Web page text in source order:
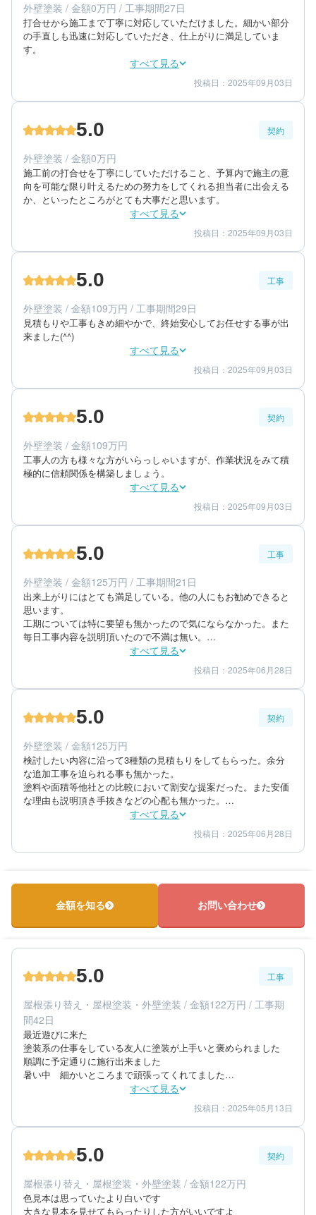
築年数：30年
外壁塗装 / 金額0万円 / 工事期間27日
打合せから施工まで丁寧に対応していただけました。細かい部分
の手直しも迅速に対応していただき、仕上がりに満足していま
す。
すべて見る
仕上がり 4
満足度 5
60代/男性/一戸建て
築年数：26年
投稿日：2025年09月03日
5.0 契約
外壁塗装 / 金額0万円
施工前の打合せを丁寧にしていただけること、予算内で施主の意
向を可能な限り叶えるための努力をしてくれる担当者に出会える
か、といったところがとても大事だと思います。
すべて見る
金額感 5
担当者 5
60代/男性/一戸建て
築年数：26年
投稿日：2025年09月03日
5.0 工事
外壁塗装 / 金額109万円 / 工事期間29日
見積もりや工事もきめ細やかで、終始安心してお任せする事が出
来ました(^^)
すべて見る
仕上がり 5
満足度 5
60代/男性/一戸建て
築年数：16年
投稿日：2025年09月03日
5.0 契約
外壁塗装 / 金額109万円
工事人の方も様々な方がいらっしゃいますが、作業状況をみて積
極的に信頼関係を構築しましょう。
すべて見る
金額感 5
担当者 5
60代/男性/一戸建て
築年数：16年
投稿日：2025年09月03日
5.0 工事
外壁塗装 / 金額125万円 / 工事期間21日
出来上がりにはとても満足している。他の人にもお勧めできると
思います。
工期については特に要望も無かったので気にならなかった。また
毎日工事内容を説明頂いたので不満は無い。
仕上がりに不備もなく、塗料も綺麗だったので予想以上の出来栄
すべて見る
仕上がり 5
満足度 5
60代/男性/一戸建て
築年数：25年
投稿日：2025年06月28日
5.0 契約
外壁塗装 / 金額125万円
検討したい内容に沿って3種類の見積もりをしてもらった。余分
な追加工事を迫られる事も無かった。
塗料や面積等他社との比較において割安な提案だった。また安価
な理由も説明頂き手抜きなどの心配も無かった。
特に連絡の不備等での不満はない。連絡の取れない日も毎日ホワ
すべて見る
金額感 5
担当者 5
60代/男性/一戸建て
築年数：25年
投稿日：2025年06月28日
金額を知る お問い合わせ
5.0 工事
屋根張り替え・屋根塗装・外壁塗装 / 金額122万円 / 工事期
間42日
最近遊びに来た
塗装系の仕事をしている友人に塗装が上手いと褒められました
順調に予定通りに施行出来ました
暑い中　細かいところまで頑張ってくれてました
すべて見る
仕上がり 5
満足度 5
60代/女性/一戸建て
築年数：30年
投稿日：2025年05月13日
5.0 契約
屋根張り替え・屋根塗装・外壁塗装 / 金額122万円
色見本は思っていたより白いです
大きな見本を見せてもらったりした方がいいですよ